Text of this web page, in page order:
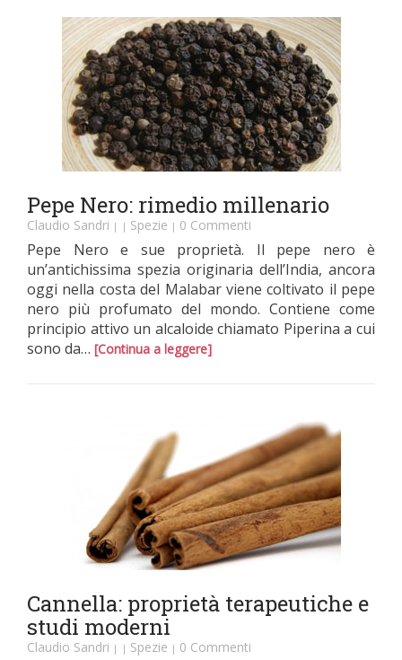
Pepe Nero: rimedio millenario
Claudio Sandri | | Spezie | 0 Commenti
Pepe Nero e sue proprietà. Il pepe nero è
un’antichissima spezia originaria dell’India, ancora
oggi nella costa del Malabar viene coltivato il pepe
nero più profumato del mondo. Contiene come
principio attivo un alcaloide chiamato Piperina a cui
sono da… [Continua a leggere]
Cannella: proprietà terapeutiche e
studi moderni
Claudio Sandri | | Spezie | 0 Commenti